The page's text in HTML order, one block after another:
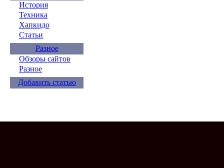
История
Техника
Хапкидо
Статьи
Разное
Обзоры сайтов
Разное
Добавить статью